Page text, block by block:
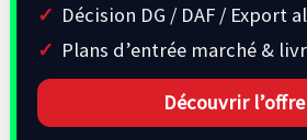
Décision DG / DAF / Export
Plans d’entrée marché &
Découvrir